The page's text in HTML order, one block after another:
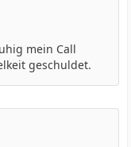
mein Call
geschuldet.